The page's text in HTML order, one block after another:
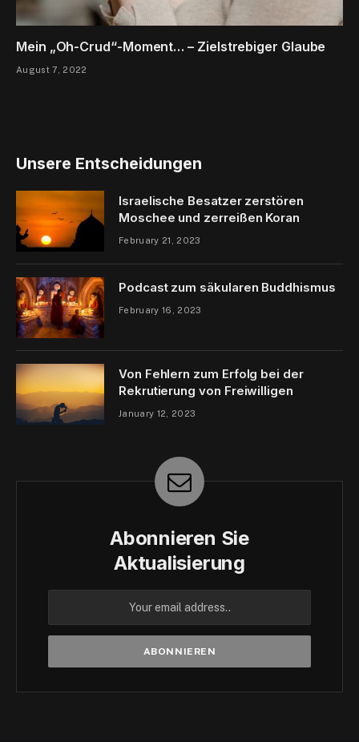
Mein „Oh-Crud“-Moment… – Zielstrebiger Glaube
August 7, 2022
Unsere Entscheidungen
Israelische Besatzer zerstören
Moschee und zerreißen Koran
February 21, 2023
Podcast zum säkularen Buddhismus
February 16, 2023
Von Fehlern zum Erfolg bei der
Rekrutierung von Freiwilligen
January 12, 2023
Abonnieren Sie
Aktualisierung